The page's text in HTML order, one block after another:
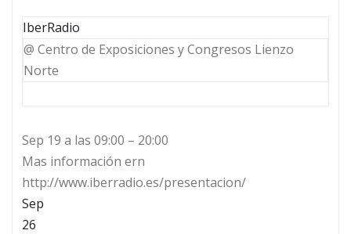
IberRadio
@ Centro de Exposiciones y Congresos Lienzo
Norte
Sep 19 a las 09:00 – 20:00
Mas información ern
http://www.iberradio.es/presentacion/
Sep
26